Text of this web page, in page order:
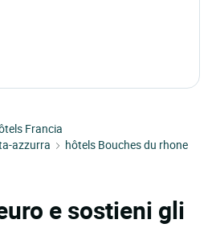
Francia
azzurra
hôtels Bouches du rhone
e sostieni gli